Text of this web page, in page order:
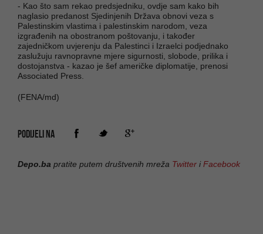
- Kao što sam rekao predsjedniku, ovdje sam kako bih
naglasio predanost Sjedinjenih Država obnovi veza s
Palestinskim vlastima i palestinskim narodom, veza
izgrađenih na obostranom poštovanju, i također
zajedničkom uvjerenju da Palestinci i Izraelci podjednako
zaslužuju ravnopravne mjere sigurnosti, slobode, prilika i
dostojanstva - kazao je šef američke diplomatije, prenosi
Associated Press.
(FENA/md)
PODIJELI NA
Depo.ba pratite putem društvenih mreža Twitter iFacebook